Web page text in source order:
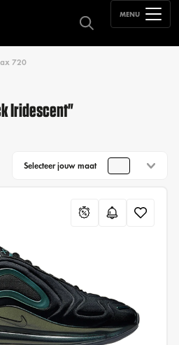
MENU
720
Iridescent"
Selecteer jouw maat